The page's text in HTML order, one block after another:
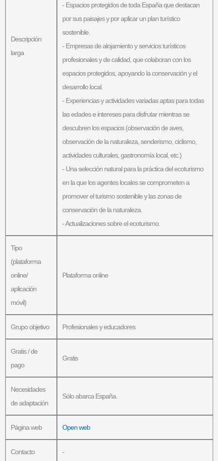
Descripción
larga
- Espacios protegidos de toda España que destacan
por sus paisajes y por aplicar un plan turístico
sostenible.
- Empresas de alojamiento y servicios turísticos
profesionales y de calidad, que colaboran con los
espacios protegidos, apoyando la conservación y el
desarrollo local.
- Experiencias y actividades variadas aptas para todas
las edades e intereses para disfrutar mientras se
descubren los espacios (observación de aves,
observación de la naturaleza, senderismo, ciclismo,
actividades culturales, gastronomía local, etc.)
- Una selección natural para la práctica del ecoturismo
en la que los agentes locales se comprometen a
promover el turismo sostenible y las zonas de
conservación de la naturaleza.
- Actualizaciones sobre el ecoturismo.
Tipo
(plataforma
online/
aplicación
móvil)
Plataforma online
Grupo objetivo Profesionales y educadores
Gratis / de
pago
Gratis
Necesidades
de adaptación
Sólo abarca España.
Página web Open web
Contacto -